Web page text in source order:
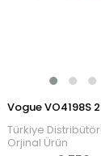
Garantili